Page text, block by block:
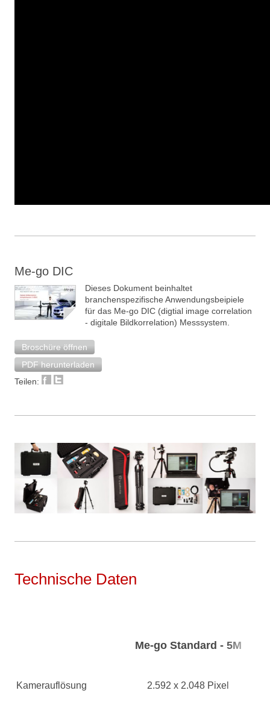
Me-go DIC
Dieses Dokument beinhaltet
branchenspezifische Anwendungsbeipiele
für das Me-go DIC (digtial image correlation
- digitale Bildkorrelation) Messsystem.
Broschüre öffnen
PDF herunterladen
Teilen:
Technische Daten
Me-go Standard - 5M
Kamerauflösung 2.592 x 2.048 Pixel